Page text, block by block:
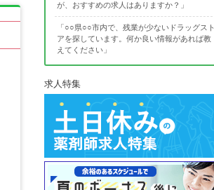
が、おすすめの求人はありますか？」
「○○県○○市内で、残業が少ないドラッグスト
アを探しています。何か良い情報があれば教
えてください」
求人特集